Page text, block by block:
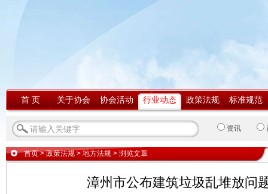
首 页 关于协会 协会活动 行业动态 政策法规 标准规范
资讯
首页>政策法规 > 地方法规 > 浏览文章
漳州市公布建筑垃圾乱堆放问